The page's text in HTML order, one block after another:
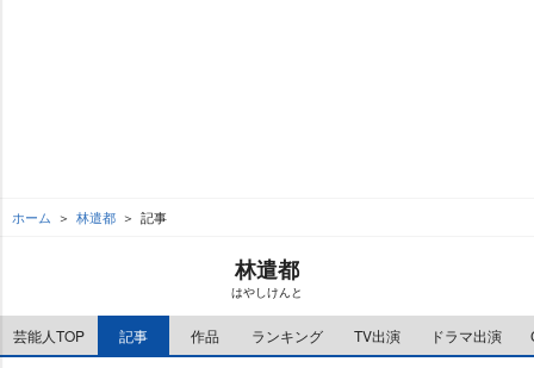
ホーム 林遣都 記事
林遣都
はやしけんと
芸能人TOP 記事 作品 ランキング TV出演 ドラマ出演